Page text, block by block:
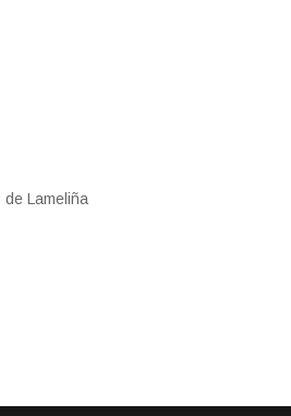
Lameliña